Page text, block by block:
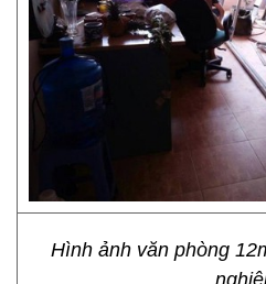
Hình ảnh văn phòng